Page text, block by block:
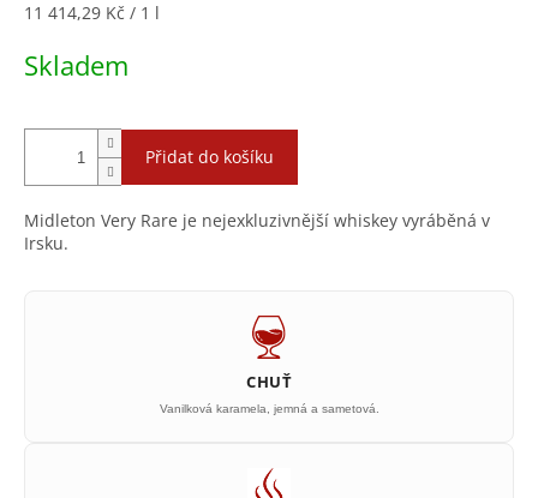
Měrná
11 414,29 Kč / 1 l
Skladem
Přidat do košíku
Midleton Very Rare je nejexkluzivnější whiskey vyráběná v
Irsku.
CHUŤ
Vanilková karamela, jemná a sametová.